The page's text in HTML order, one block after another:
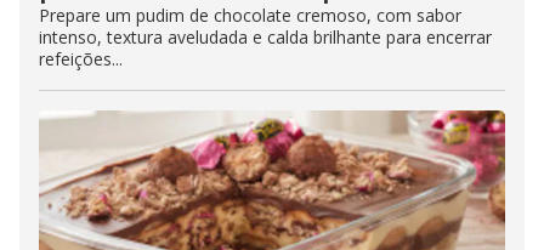
Prepare um pudim de chocolate cremoso, com sabor
intenso, textura aveludada e calda brilhante para encerrar
refeições...